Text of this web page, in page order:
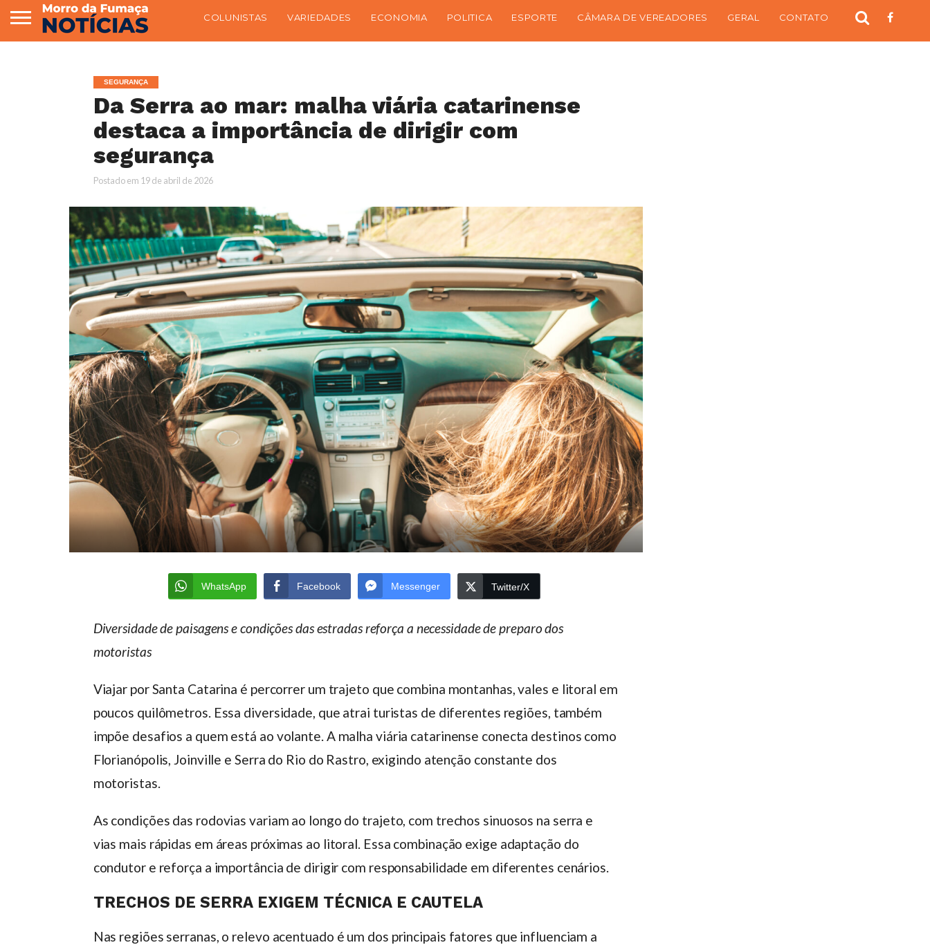
COLUNISTAS VARIEDADES ECONOMIA POLITICA ESPORTE CÂMARA DE VEREADORES GERAL CONTATO
SEGURANÇA
Da Serra ao mar: malha viária catarinense
destaca a importância de dirigir com
segurança
Postado em 19 de abril de 2026
WhatsApp Facebook Messenger Twitter/X
Diversidade de paisagens e condições das estradas reforça a necessidade de preparo dos
motoristas
Viajar por Santa Catarina é percorrer um trajeto que combina montanhas, vales e litoral em
poucos quilômetros. Essa diversidade, que atrai turistas de diferentes regiões, também
impõe desafios a quem está ao volante. A malha viária catarinense conecta destinos como
Florianópolis, Joinville e Serra do Rio do Rastro, exigindo atenção constante dos
motoristas.
As condições das rodovias variam ao longo do trajeto, com trechos sinuosos na serra e
vias mais rápidas em áreas próximas ao litoral. Essa combinação exige adaptação do
condutor e reforça a importância de dirigir com responsabilidade em diferentes cenários.
TRECHOS DE SERRA EXIGEM TÉCNICA E CAUTELA
Nas regiões serranas, o relevo acentuado é um dos principais fatores que influenciam a